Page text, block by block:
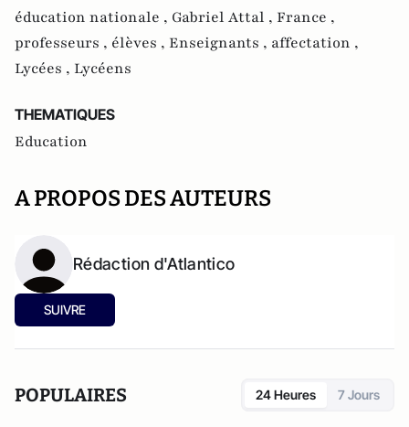
éducation nationale , Gabriel Attal , France ,
professeurs , élèves , Enseignants , affectation ,
Lycées , Lycéens
THEMATIQUES
Education
A PROPOS DES AUTEURS
Rédaction d'Atlantico
SUIVRE
POPULAIRES 24 Heures 7 Jours